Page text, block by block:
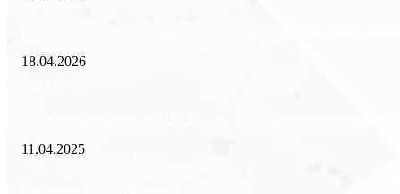
18.04.2026
11.04.2025